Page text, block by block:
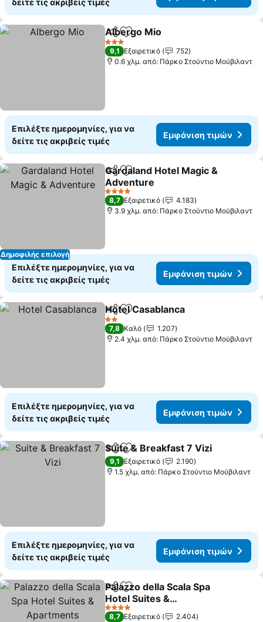
δείτε τις ακριβείς τιμές
Κοινοποίηση
Προσθήκη στα αγαπημένα
Albergo Mio
3 Αστέρια
9,1 Εξαιρετικό
752
0.6 χλμ. από: Πάρκο Στούντιο Μούβιλαντ
Επιλέξτε ημερομηνίες, για να
δείτε τις ακριβείς τιμές
Εμφάνιση τιμών
Δημοφιλής επιλογή
Κοινοποίηση
Προσθήκη στα αγαπημένα
Gardaland Hotel Magic &
Adventure
Εμφάνιση τιμών
4 Αστέρια
8,7 Εξαιρετικό
4.183
3.9 χλμ. από: Πάρκο Στούντιο Μούβιλαντ
Επιλέξτε ημερομηνίες, για να
δείτε τις ακριβείς τιμές
Εμφάνιση τιμών
Κοινοποίηση
Προσθήκη στα αγαπημένα
Hotel Casablanca
2 Αστέρια
7,8 Καλό
1.207
2.4 χλμ. από: Πάρκο Στούντιο Μούβιλαντ
Επιλέξτε ημερομηνίες, για να
δείτε τις ακριβείς τιμές
Εμφάνιση τιμών
Κοινοποίηση
Προσθήκη στα αγαπημένα
Suite & Breakfast 7 Vizi
9,1 Εξαιρετικό
2.190
1.5 χλμ. από: Πάρκο Στούντιο Μούβιλαντ
Επιλέξτε ημερομηνίες, για να
δείτε τις ακριβείς τιμές
Εμφάνιση τιμών
Κοινοποίηση
Προσθήκη στα αγαπημένα
Palazzo della Scala Spa
Hotel Suites &
Apartments
Εμφάνιση τιμών
4 Αστέρια
8,7 Εξαιρετικό
2.404